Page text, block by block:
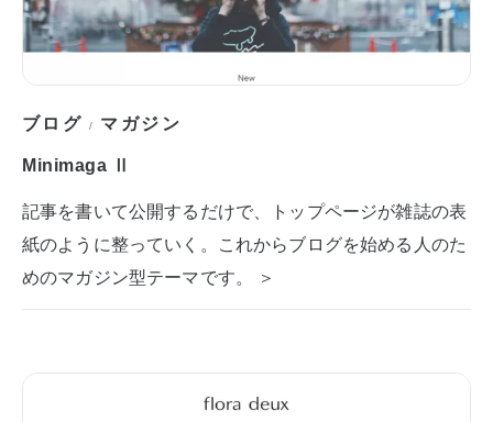
ブログ / マガジン
Minimaga Ⅱ
記事を書いて公開するだけで、トップページが雑誌の表
紙のように整っていく。これからブログを始める人のた
めのマガジン型テーマです。 ＞